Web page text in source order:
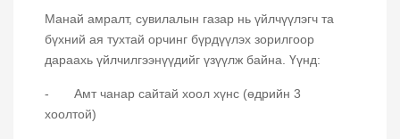
Манай амралт, сувилалын газар нь үйлчүүлэгч та
бүхний ая тухтай орчинг бүрдүүлэх зорилгоор
дараахь үйлчилгээнүүдийг үзүүлж байна. Үүнд:
- Амт чанар сайтай хоол хүнс (өдрийн 3
хоолтой)